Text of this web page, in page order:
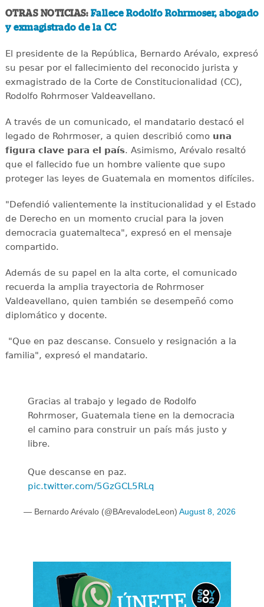
OTRAS NOTICIAS: Fallece Rodolfo Rohrmoser, abogado
y exmagistrado de la CC
El presidente de la República, Bernardo Arévalo, expresó
su pesar por el fallecimiento del reconocido jurista y
exmagistrado de la Corte de Constitucionalidad (CC),
Rodolfo Rohrmoser Valdeavellano.
A través de un comunicado, el mandatario destacó el
legado de Rohrmoser, a quien describió comouna
figura clave para el país. Asimismo, Arévalo resaltó
que el fallecido fue un hombre valiente que supo
proteger las leyes de Guatemala en momentos difíciles.
"Defendió valientemente la institucionalidad y el Estado
de Derecho en un momento crucial para la joven
democracia guatemalteca", expresó en el mensaje
compartido.
Además de su papel en la alta corte, el comunicado
recuerda la amplia trayectoria de Rohrmoser
Valdeavellano, quien también se desempeñó como
diplomático y docente.
"Que en paz descanse. Consuelo y resignación a la
familia", expresó el mandatario.
Gracias al trabajo y legado de Rodolfo
Rohrmoser, Guatemala tiene en la democracia
el camino para construir un país más justo y
libre.
Que descanse en paz.
pic.twitter.com/5GzGCL5RLq
— Bernardo Arévalo (@BArevalodeLeon) August 8, 2026